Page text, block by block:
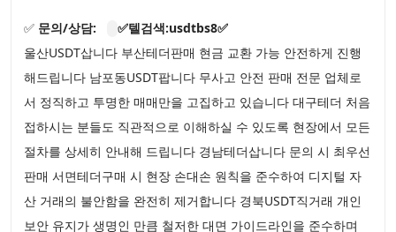
✅ 문의/상담:
✅텔검색:usdtbs8✅
울산USDT삽니다 부산테더판매 현금 교환 가능 안전하게 진행
해드립니다 남포동USDT팝니다 무사고 안전 판매 전문 업체로
서 정직하고 투명한 매매만을 고집하고 있습니다 대구테더 처음
접하시는 분들도 직관적으로 이해하실 수 있도록 현장에서 모든
절차를 상세히 안내해 드립니다 경남테더삽니다 문의 시 최우선
판매 서면테더구매 시 현장 손대손 원칙을 준수하여 디지털 자
산 거래의 불안함을 완전히 제거합니다 경북USDT직거래 개인
보안 유지가 생명인 만큼 철저한 대면 가이드라인을 준수하며